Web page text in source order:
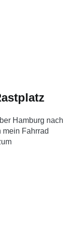
Hamburg nach
mein Fahrrad